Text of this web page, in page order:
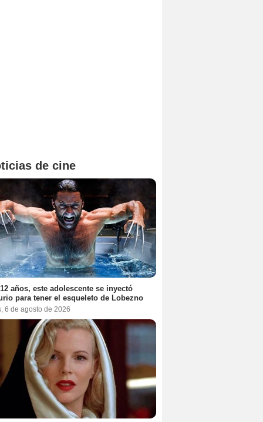
de cine
12 años, este adolescente se inyectó
para tener el esqueleto de Lobezno
6 de agosto de 2026